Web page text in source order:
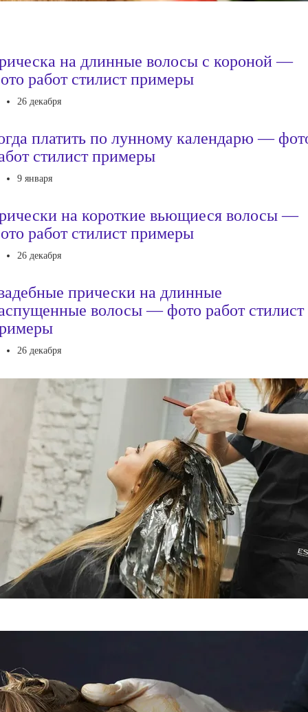
на длинные волосы с короной —
работ стилист примеры
26 декабря
платить по лунному календарю —
стилист примеры
9 января
на короткие вьющиеся волосы —
работ стилист примеры
26 декабря
прически на длинные
волосы — фото работ стилист
26 декабря